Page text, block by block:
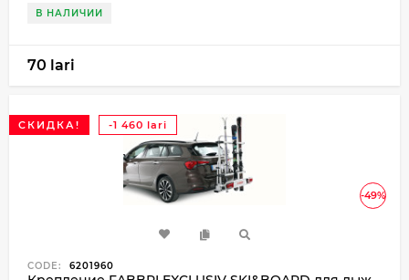
В НАЛИЧИИ
70 lari
-49%
СКИДКА! -1 460 lari
CODE: 6201960